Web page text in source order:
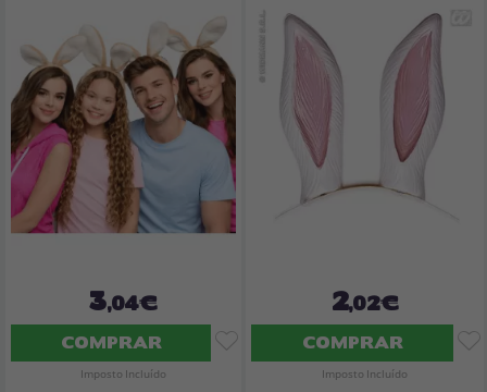
3,04€
COMPRAR
Imposto Incluído
2,02€
COMPRAR
Imposto Incluído